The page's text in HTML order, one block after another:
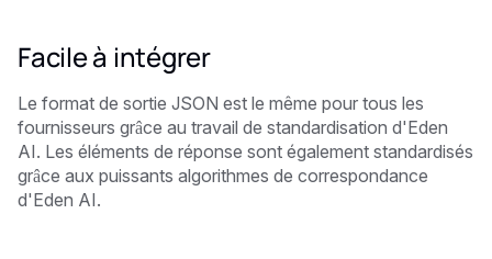
Facile à intégrer
Le format de sortie JSON est le même pour tous les
fournisseurs grâce au travail de standardisation d'Eden
AI. Les éléments de réponse sont également standardisés
grâce aux puissants algorithmes de correspondance
d'Eden AI.